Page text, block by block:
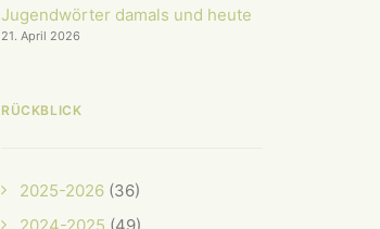
Jugendwörter damals und heute
21. April 2026
RÜCKBLICK
2025-2026 (36)